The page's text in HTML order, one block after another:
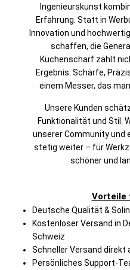
Ingenieurskunst
Erfahrung. Statt in
Innovation und
schaffen, die
Küchenscharf zählt
Ergebnis: Schärfe,
einem Messer, das
Unsere Kunden
Funktionalität und Stil.
unserer Community und
stetig weiter – für
schöner und
Vorteile
Deutsche Qualität &
Kostenloser Versand in
Schweiz
Schneller Versand direkt
Persönliches Support-